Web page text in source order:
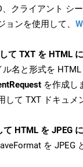
クライアント シ
ョンを使用して、
て TXT を HTML
ル名と形式を
を作成し
して TXT ドキュメ
HTML を JPEG
を JPEG